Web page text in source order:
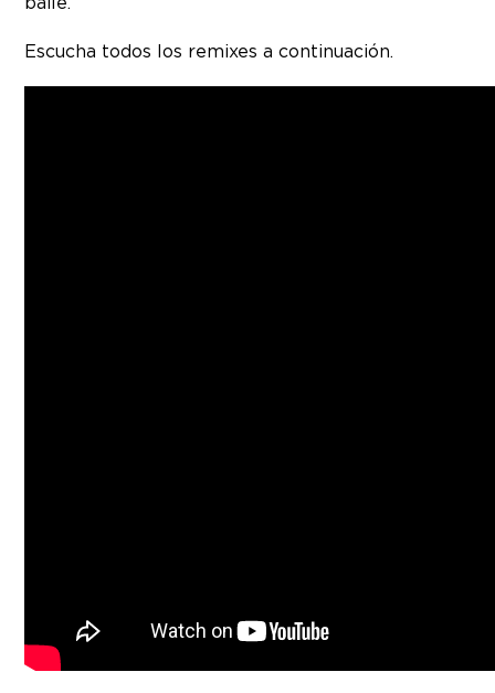
Escucha todos los remixes a continuación.